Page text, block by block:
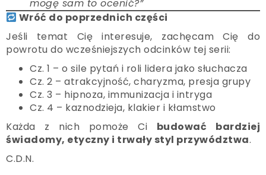
mogę sam to ocenić?”
Wróć do poprzednich części
Jeśli temat Cię interesuje, zachęcam Cię do
powrotu do wcześniejszych odcinków tej serii:
Cz. 1 – o sile pytań i roli lidera jako słuchacza
Cz. 2 – atrakcyjność, charyzma, presja grupy
Cz. 3 – hipnoza, immunizacja i intryga
Cz. 4 – kaznodzieja, klakier i kłamstwo
Każda z nich pomoże Ci budować bardziej
świadomy, etyczny i trwały styl przywództwa.
C.D.N.